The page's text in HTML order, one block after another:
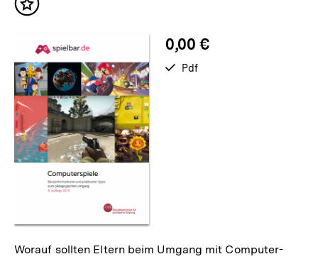
Inhalt
0,00 €
verfügbar
Pdf
Worauf sollten Eltern beim Umgang mit Computer-